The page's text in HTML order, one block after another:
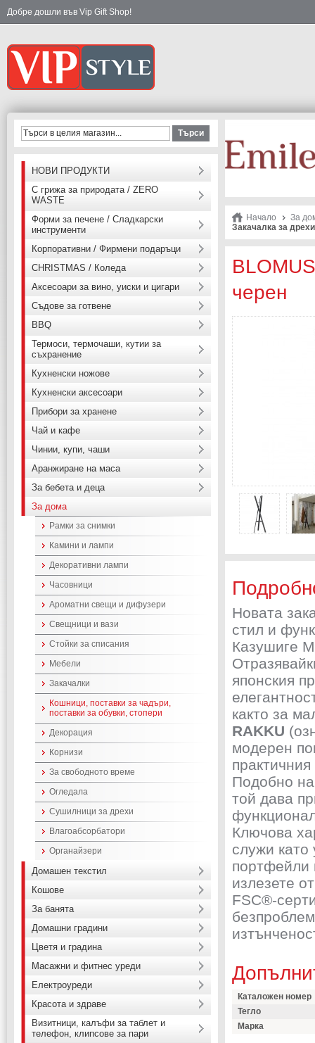
Добре дошли във Vip Gift Shop!
Начало
За
Закачалка за
черен
Новата
стил и
Казушиге
японския
както за
RAKKU
модерен
Подобно
той дава
Ключова
служи като
портфейли
излезете
FSC®-
Каталожен номер
Тегло
Марка
Търси
НОВИ ПРОДУКТИ
С грижа за природата / ZERO
WASTE
Форми за печене / Сладкарски
инструменти
Корпоративни / Фирмени подаръци
CHRISTMAS / Коледа
Аксесоари за вино, уиски и цигари
Съдове за готвене
BBQ
Термоси, термочаши, кутии за
съхранение
Кухненски ножове
Кухненски аксесоари
Прибори за хранене
Чай и кафе
Чинии, купи, чаши
Аранжиране на маса
За бебета и деца
За дома
Рамки за снимки
Камини и лампи
Декоративни лампи
Часовници
Ароматни свещи и дифузери
Свещници и вази
Стойки за списания
Мебели
Закачалки
Кошници, поставки за чадъри,
поставки за обувки, стопери
Декорация
Корнизи
За свободното време
Огледала
Сушилници за дрехи
Влагоабсорбатори
Органайзери
Домашен текстил
Кошове
За банята
Домашни градини
Цветя и градина
Масажни и фитнес уреди
Електроуреди
Красота и здраве
Визитници, калъфи за таблет и
телефон, клипсове за пари